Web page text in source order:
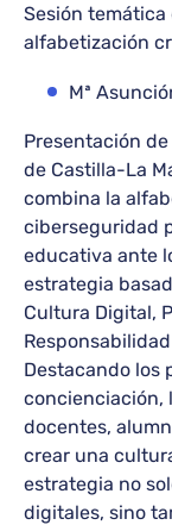
Sesión
alfabetización
Mª
Presentación
de Castilla-La
combina la
ciberseguridad
educativa ante
estrategia
Cultura Digital,
Destacando los
concienciación,
docentes,
crear una
estrategia no
digitales, sino